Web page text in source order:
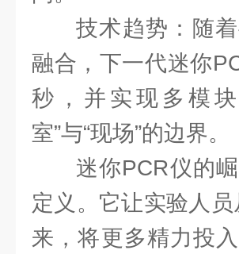
技术趋势：随
融合，下一代迷你
秒，并实现多模
室”与“现场”的边界。
迷你PCR仪的
定义。它让实验人
来，将更多精力投